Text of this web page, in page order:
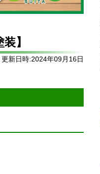
】
更新日時:2024年09月16日